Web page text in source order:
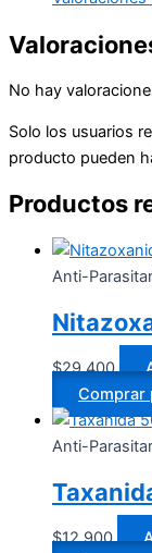
No hay
Solo los usuarios
producto pueden
Productos
Anti-
$29.400
Comprar
Anti-
$12.900